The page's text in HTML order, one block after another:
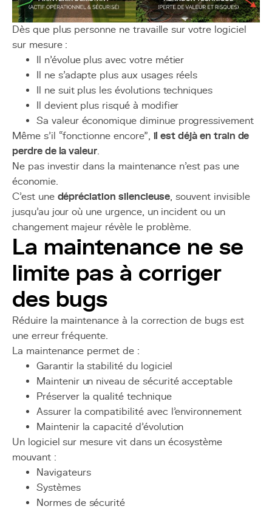
Dès que plus personne ne travaille sur votre logiciel
sur mesure :
Il n’évolue plus avec votre métier
Il ne s’adapte plus aux usages réels
Il ne suit plus les évolutions techniques
Il devient plus risqué à modifier
Sa valeur économique diminue progressivement
Même s’il “fonctionne encore”, il est déjà en train de
perdre de la valeur.
Ne pas investir dans la maintenance n’est pas une
économie.
C’est une dépréciation silencieuse, souvent invisible
jusqu’au jour où une urgence, un incident ou un
changement majeur révèle le problème.
La maintenance ne se
limite pas à corriger
des bugs
Réduire la maintenance à la correction de bugs est
une erreur fréquente.
La maintenance permet de :
Garantir la stabilité du logiciel
Maintenir un niveau de sécurité acceptable
Préserver la qualité technique
Assurer la compatibilité avec l’environnement
Maintenir la capacité d’évolution
Un logiciel sur mesure vit dans un écosystème
mouvant :
Navigateurs
Systèmes
Normes de sécurité